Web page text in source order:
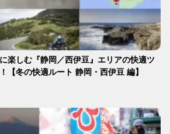
楽しむ『静岡／西伊豆』エリアの快適ツ
【冬の快適ルート 静岡・西伊豆 編】